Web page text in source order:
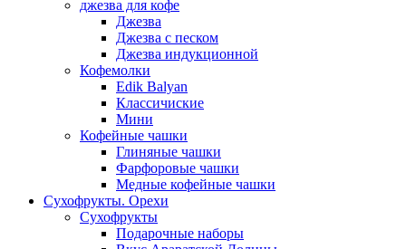
джезва для кофе
Джезва
Джезва с песком
Джезва индукционной
Кофемолки
Edik Balyan
Классичиские
Мини
Кофейные чашки
Глиняные чашки
Фарфоровые чашки
Медные кофейные чашки
Сухофрукты. Орехи
Сухофрукты
Подарочные наборы